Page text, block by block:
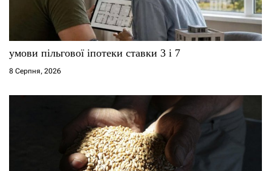
умови пільгової іпотеки ставки 3 і 7
8 Серпня, 2026